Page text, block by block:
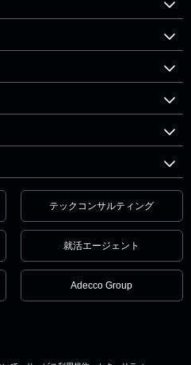
テックコンサルティング
就活エージェント
Adecco Group